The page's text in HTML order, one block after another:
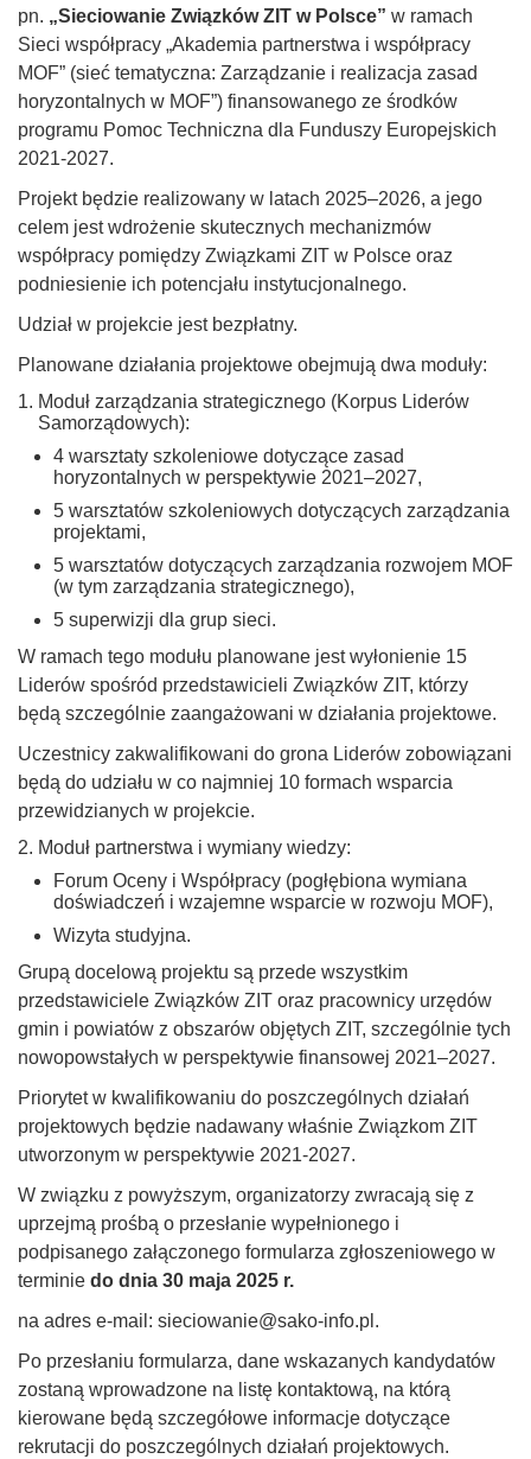
pn. „Sieciowanie Związków ZIT w Polsce” w ramach
Sieci współpracy „Akademia partnerstwa i współpracy
MOF” (sieć tematyczna: Zarządzanie i realizacja zasad
horyzontalnych w MOF”) finansowanego ze środków
programu Pomoc Techniczna dla Funduszy Europejskich
2021-2027.
Projekt będzie realizowany w latach 2025–2026, a jego
celem jest wdrożenie skutecznych mechanizmów
współpracy pomiędzy Związkami ZIT w Polsce oraz
podniesienie ich potencjału instytucjonalnego.
Udział w projekcie jest bezpłatny.
Planowane działania projektowe obejmują dwa moduły:
Moduł zarządzania strategicznego (Korpus Liderów
Samorządowych):
4 warsztaty szkoleniowe dotyczące zasad
horyzontalnych w perspektywie 2021–2027,
5 warsztatów szkoleniowych dotyczących zarządzania
projektami,
5 warsztatów dotyczących zarządzania rozwojem MOF
(w tym zarządzania strategicznego),
5 superwizji dla grup sieci.
W ramach tego modułu planowane jest wyłonienie 15
Liderów spośród przedstawicieli Związków ZIT, którzy
będą szczególnie zaangażowani w działania projektowe.
Uczestnicy zakwalifikowani do grona Liderów zobowiązani
będą do udziału w co najmniej 10 formach wsparcia
przewidzianych w projekcie.
Moduł partnerstwa i wymiany wiedzy:
Forum Oceny i Współpracy (pogłębiona wymiana
doświadczeń i wzajemne wsparcie w rozwoju MOF),
Wizyta studyjna.
Grupą docelową projektu są przede wszystkim
przedstawiciele Związków ZIT oraz pracownicy urzędów
gmin i powiatów z obszarów objętych ZIT, szczególnie tych
nowopowstałych w perspektywie finansowej 2021–2027.
Priorytet w kwalifikowaniu do poszczególnych działań
projektowych będzie nadawany właśnie Związkom ZIT
utworzonym w perspektywie 2021-2027.
W związku z powyższym, organizatorzy zwracają się z
uprzejmą prośbą o przesłanie wypełnionego i
podpisanego załączonego formularza zgłoszeniowego w
terminie do dnia 30 maja 2025 r.
na adres e-mail: sieciowanie@sako-info.pl.
Po przesłaniu formularza, dane wskazanych kandydatów
zostaną wprowadzone na listę kontaktową, na którą
kierowane będą szczegółowe informacje dotyczące
rekrutacji do poszczególnych działań projektowych.